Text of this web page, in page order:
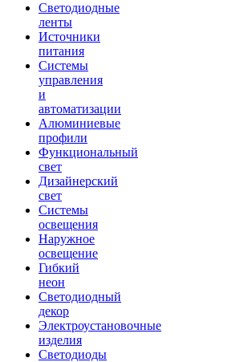
Светодиодные
ленты
Источники
питания
Системы
управления
и
автоматизации
Алюминиевые
профили
Функциональный
свет
Дизайнерский
свет
Системы
освещения
Наружное
освещение
Гибкий
неон
Светодиодный
декор
Электроустановочные
изделия
Светодиоды